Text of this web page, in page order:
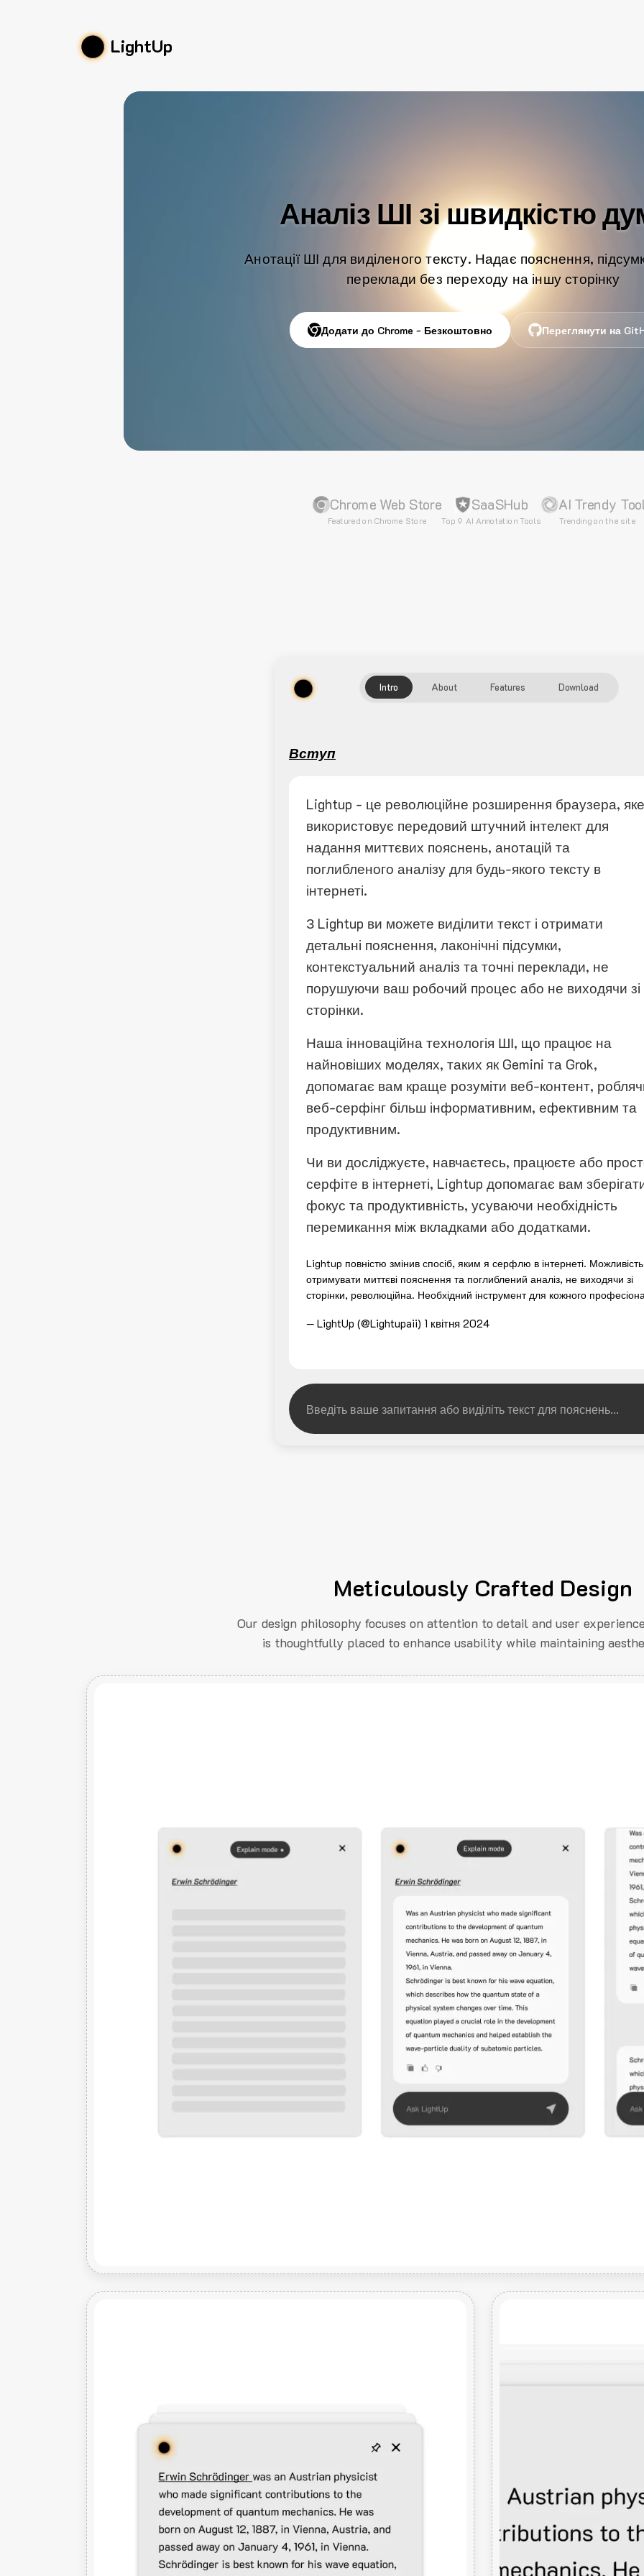
LightUp
Аналіз ШІ зі швидкістю
Анотації ШІ для виділеного тексту. Надає пояснення,
переклади без переходу на іншу сторінку
Додати до Chrome - Безкоштовно Переглянути на
Chrome Web Store
Featured on Chrome Store
SaaSHub
Top 9 AI Annotation Tools
AI Trendy
Trending on the site
Intro About Features Download
Вступ
Lightup - це революційне розширення браузера, яке
використовує передовий штучний інтелект для
надання миттєвих пояснень, анотацій та
поглибленого аналізу для будь-якого тексту в
інтернеті.
З Lightup ви можете виділити текст і отримати
детальні пояснення, лаконічні підсумки,
контекстуальний аналіз та точні переклади, не
порушуючи ваш робочий процес або не виходячи зі
сторінки.
Наша інноваційна технологія ШІ, що працює на
найновіших моделях, таких як Gemini та Grok,
допомагає вам краще розуміти веб-контент,
веб-серфінг більш інформативним, ефективним та
продуктивним.
Чи ви досліджуєте, навчаєтесь, працюєте або
серфіте в інтернеті, Lightup допомагає вам
фокус та продуктивність, усуваючи необхідність
перемикання між вкладками або додатками.
Lightup повністю змінив спосіб, яким я серфлю в інтернеті. Можливість
отримувати миттєві пояснення та поглиблений аналіз, не виходячи зі
сторінки, революційна. Необхідний інструмент для кожного
— LightUp (@Lightupaii) 1 квітня 2024
Meticulously Crafted Design
Our design philosophy focuses on attention to detail and user
is thoughtfully placed to enhance usability while maintaining